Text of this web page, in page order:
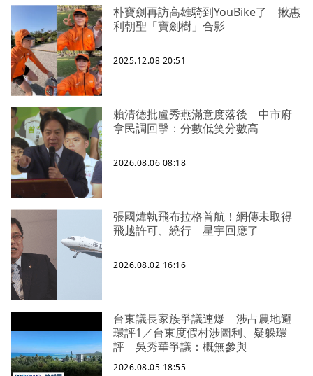
朴寶劍再訪高雄騎到YouBike了 揪惠
利朝聖「寶劍樹」合影
2025.12.08 20:51
賴清德批盧秀燕滿意度落後 中市府
拿民調回擊：分數低笑分數高
2026.08.06 08:18
張國煒執飛布拉格首航！網傳未取得
飛越許可、繞行 星宇回應了
2026.08.02 16:16
台東議長家族爭議連爆 涉占農地避
環評1／台東度假村涉圖利、疑躲環
評 吳秀華爭議：概無參與
2026.08.05 18:55